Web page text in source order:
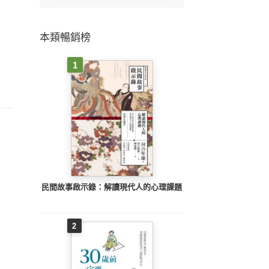
本類暢銷榜
1
民間故事啟示錄：解讀現代人的心理課題
2